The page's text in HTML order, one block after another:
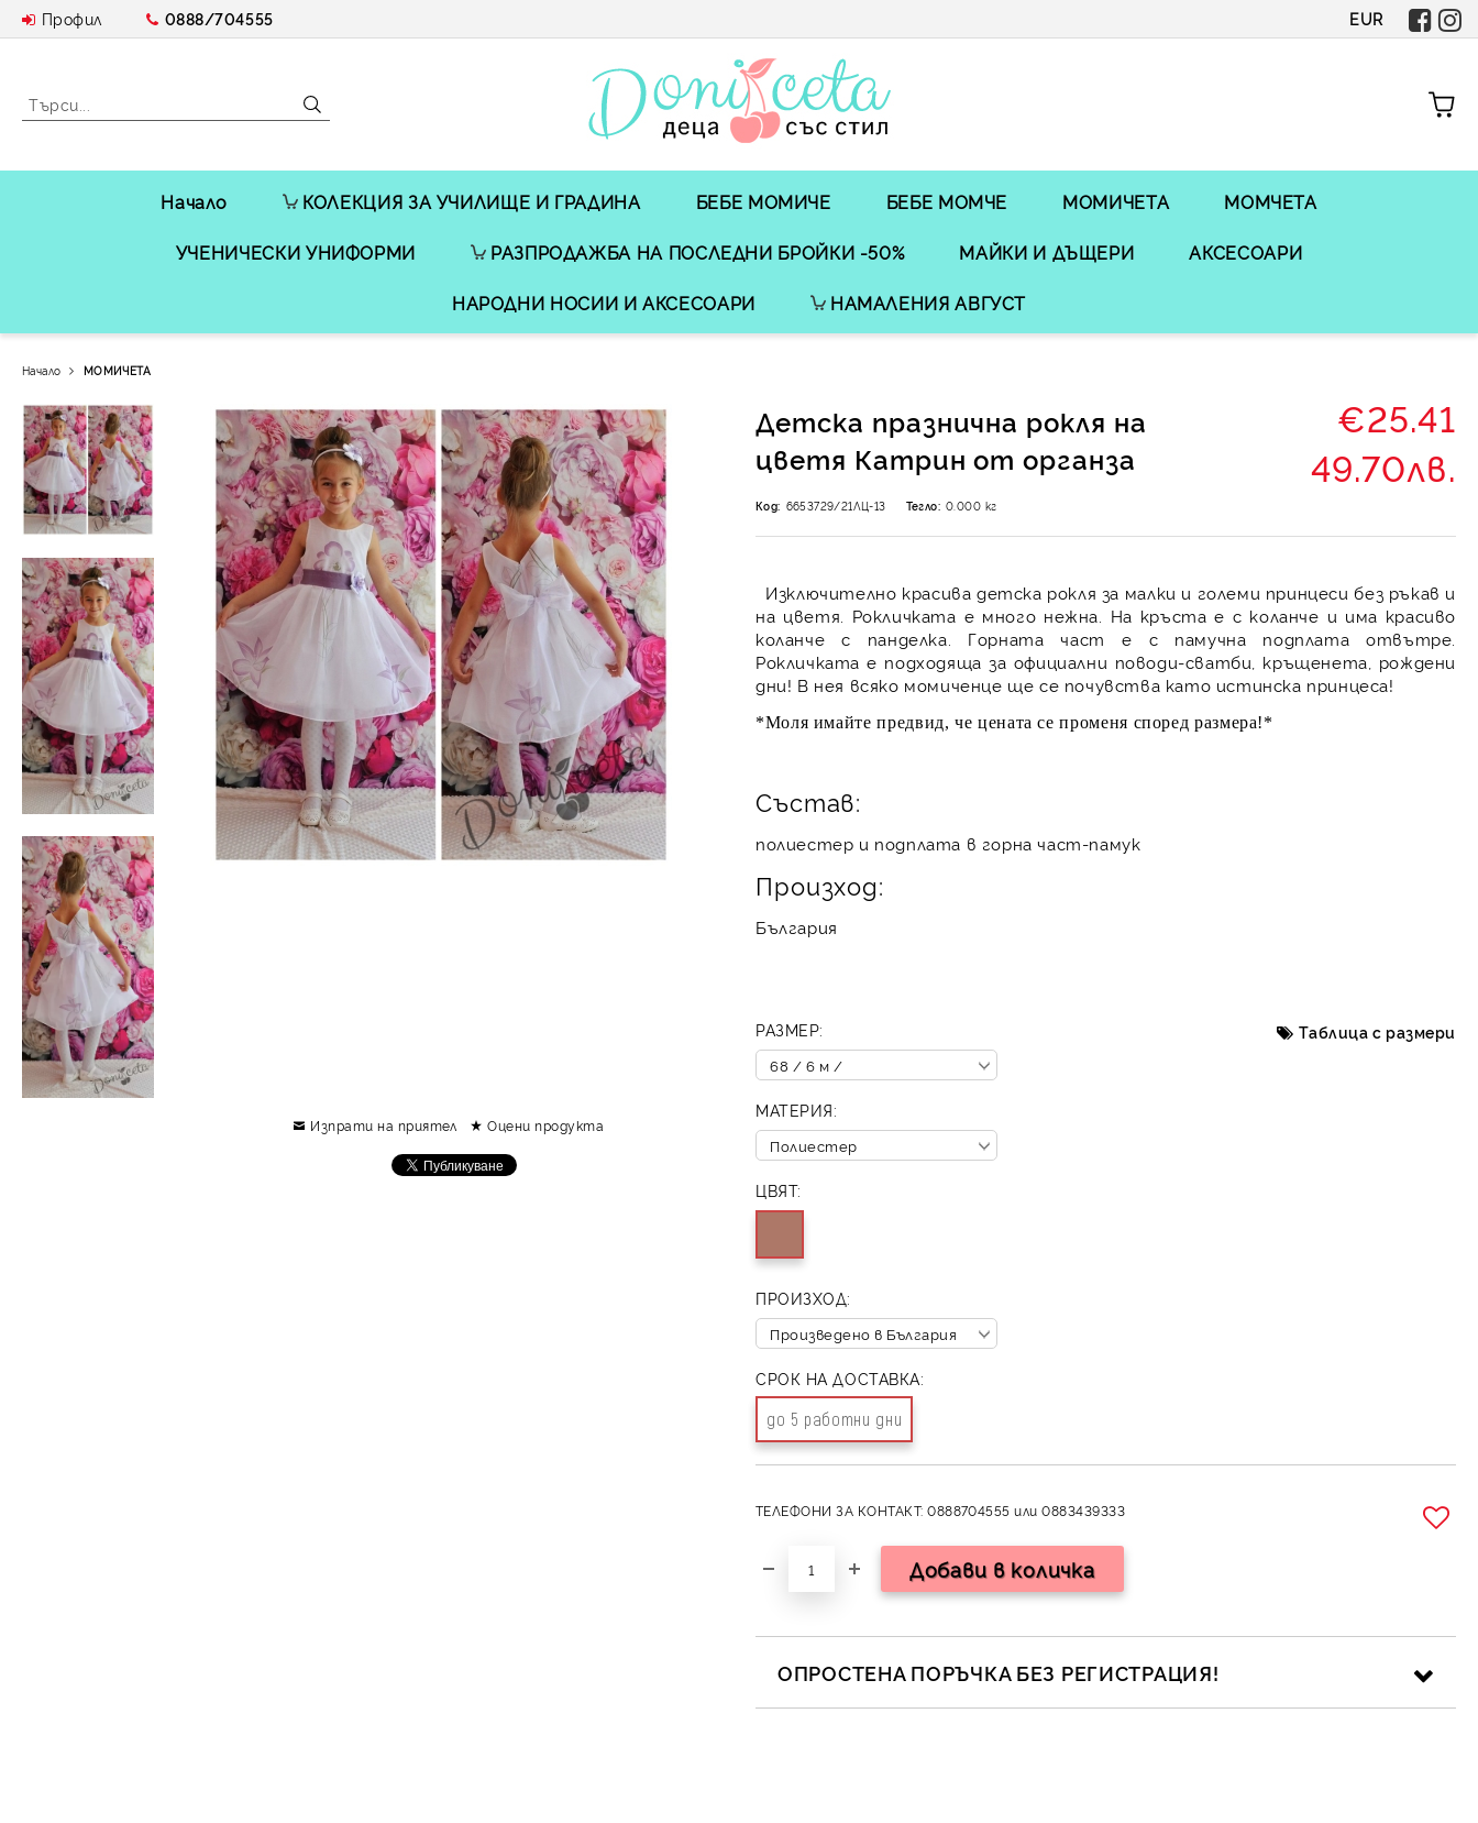
Профил 0888/704555 EUR
Начало КОЛЕКЦИЯ ЗА УЧИЛИЩЕ И ГРАДИНА БЕБЕ МОМИЧЕ БЕБЕ МОМЧЕ МОМИЧЕТА МОМЧЕТА
УЧЕНИЧЕСКИ УНИФОРМИ РАЗПРОДАЖБА НА ПОСЛЕДНИ БРОЙКИ -50% МАЙКИ И ДЪЩЕРИ АКСЕСОАРИ
НАРОДНИ НОСИИ И АКСЕСОАРИ НАМАЛЕНИЯ АВГУСТ
Начало МОМИЧЕТА
Детска празнична рокля на
цветя Катрин от органза
€25.41
49.70лв.
Код: 6653729/21ЛЦ-13 Тегло: 0.000 кг
Изключително красива детска рокля за малки и големи принцеси без ръкав и
на цветя. Рокличката е много нежна. На кръста е с коланче и има красиво
коланче с панделка. Горната част е с памучна подплата отвътре.
Рокличката е подходяща за официални поводи-сватби, кръщенета, рождени
дни! В нея всяко момиченце ще се почувства като истинска принцеса!
*Моля имайте предвид, че цената се променя според размера!*
Състав:
полиестер и подплата в горна част-памук
Произход:
България
РАЗМЕР: Таблица с размери
МАТЕРИЯ:
ЦВЯТ:
ПРОИЗХОД:
СРОК НА ДОСТАВКА:
до 5 работни дни
ТЕЛЕФОНИ ЗА КОНТАКТ: 0888704555 или 0883439333
ОПРОСТЕНА ПОРЪЧКА БЕЗ РЕГИСТРАЦИЯ!
Изпрати на приятел Оцени продукта